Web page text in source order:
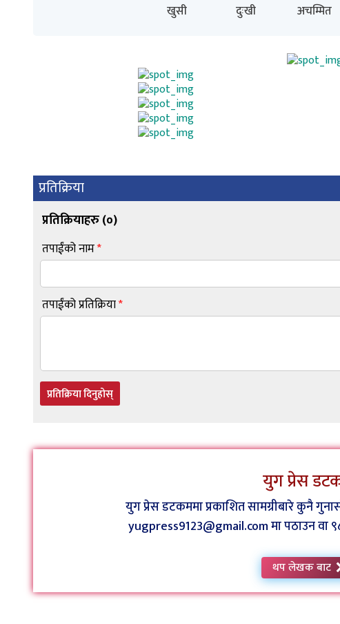
खुसी दुःखी अचम्मित
प्रतिक्रिया
प्रतिक्रियाहरु (०)
तपाईंको नाम*
तपाईंको प्रतिक्रिया*
प्रतिक्रिया दिनुहोस्
युग प्रेस
युग प्रेस डटकममा प्रकाशित सामग्रीबारे कुनै
yugpress9123@gmail.com मा पठाउन वा
थप लेखक बाट